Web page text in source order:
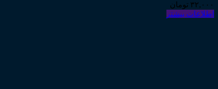
۳۲,۰۰۰ تومان
اطلاعات بیشتر